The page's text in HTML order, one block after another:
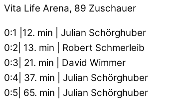
Vita Life Arena, 89 Zuschauer
0:1 |12. min | Julian Schörghuber
0:2| 13. min | Robert Schmerleib
0:3| 21. min | David Wimmer
0:4| 37. min | Julian Schörghuber
0:5| 65. min | Julian Schörghuber